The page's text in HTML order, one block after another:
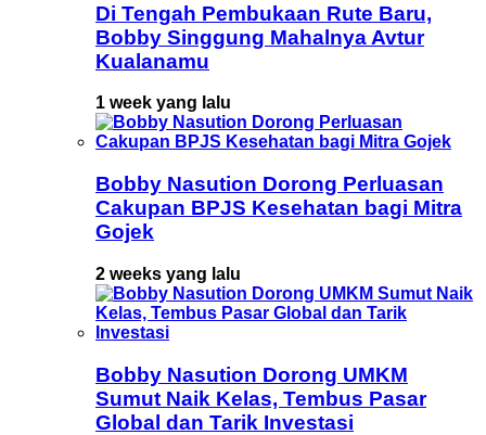
Di Tengah Pembukaan Rute Baru,
Bobby Singgung Mahalnya Avtur
Kualanamu
1 week yang lalu
Bobby Nasution Dorong Perluasan
Cakupan BPJS Kesehatan bagi Mitra
Gojek
2 weeks yang lalu
Bobby Nasution Dorong UMKM
Sumut Naik Kelas, Tembus Pasar
Global dan Tarik Investasi